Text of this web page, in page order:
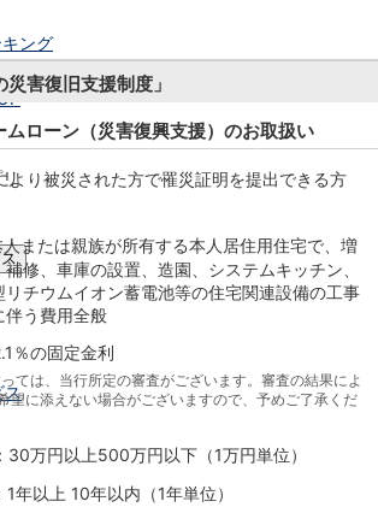
ング
ス
害復旧支援制度」
ムローン（災害復興支援）のお取扱い
より被災された方で罹災証明を提出できる方
または親族が所有する本人居住用住宅で、増
修、車庫の設置、造園、システムキッチン、
リチウムイオン蓄電池等の住宅関連設備の工事
伴う費用全般
％の固定金利
ては、当行所定の審査がございます。審査の結果によ
望に添えない場合がございますので、予めご了承くだ
30万円以上500万円以下（1万円単位）
年以上 10年以内（1年単位）